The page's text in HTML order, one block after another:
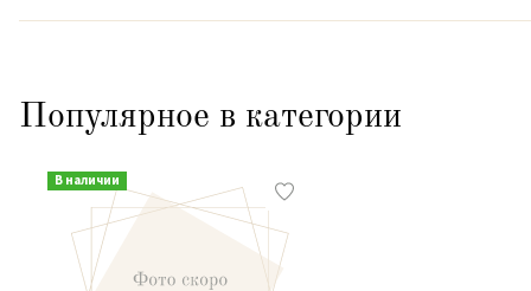
Популярное в категории
В наличии